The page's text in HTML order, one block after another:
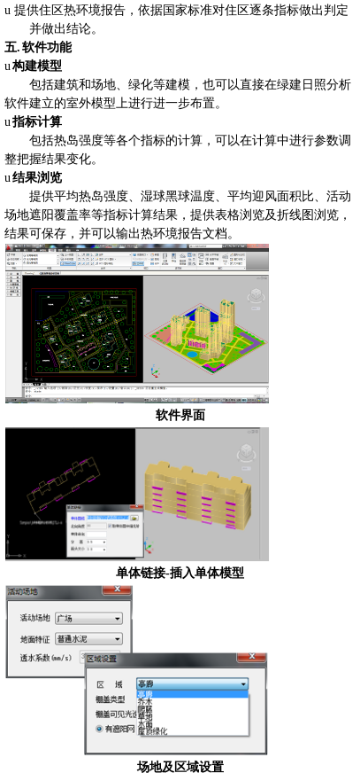
u 提供住区热环境报告，依据国家标准对住区逐条指标做出判定
并做出结论。
五. 软件功能
u构建模型
包括建筑和场地、绿化等建模，也可以直接在绿建日照分析
软件建立的室外模型上进行进一步布置。
u指标计算
包括热岛强度等各个指标的计算，可以在计算中进行参数调
整把握结果变化。
u结果浏览
提供平均热岛强度、湿球黑球温度、平均迎风面积比、活动
场地遮阳覆盖率等指标计算结果，提供表格浏览及折线图浏览，
结果可保存，并可以输出热环境报告文档。
软件界面
单体链接-插入单体模型
场地及区域设置